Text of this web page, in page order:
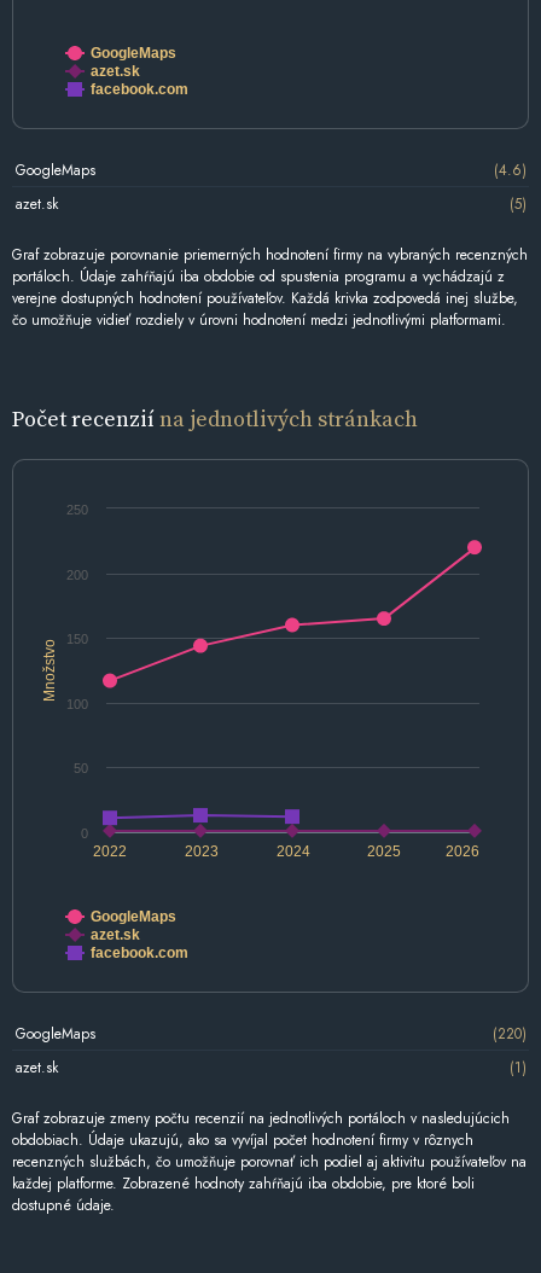
GoogleMaps
azet.sk
facebook.com
GoogleMaps
(4.6)
azet.sk
(5)
Graf zobrazuje porovnanie priemerných hodnotení firmy na vybraných recenzných
portáloch. Údaje zahŕňajú iba obdobie od spustenia programu a vychádzajú z
verejne dostupných hodnotení používateľov. Každá krivka zodpovedá inej službe,
čo umožňuje vidieť rozdiely v úrovni hodnotení medzi jednotlivými platformami.
Počet recenziína jednotlivých stránkach
Množstvo
2022 2024 2026
2023 2025
0
50
100
150
200
250
GoogleMaps
azet.sk
facebook.com
GoogleMaps
(220)
azet.sk
(1)
Graf zobrazuje zmeny počtu recenzií na jednotlivých portáloch v nasledujúcich
obdobiach. Údaje ukazujú, ako sa vyvíjal počet hodnotení firmy v rôznych
recenzných službách, čo umožňuje porovnať ich podiel aj aktivitu používateľov na
každej platforme. Zobrazené hodnoty zahŕňajú iba obdobie, pre ktoré boli
dostupné údaje.